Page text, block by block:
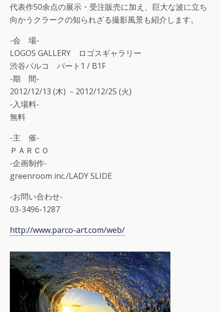
代表作50余点の展示・受注販売に加え、巨大な波に立ち
向かうクラークの知られざる撮影風景も紹介します。
-会 場-
LOGOS GALLERY ロゴスギャラリー
渋谷パルコ パート1 / B1F
-期 間-
2012/12/13 (木) －2012/12/25 (火)
-入場料-
無料
-主 催-
ＰＡＲＣＯ
-企画制作-
greenroom inc./LADY SLIDE
-お問い合わせ-
03-3496-1287
http://www.parco-art.com/web/